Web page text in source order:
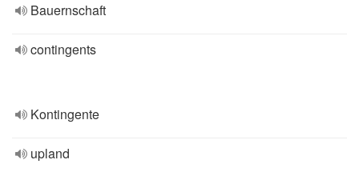
Bauernschaft
contingents
Kontingente
upland